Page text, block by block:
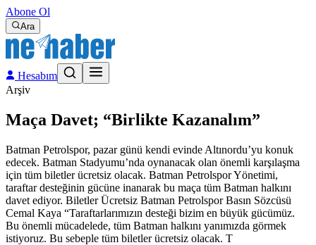
Abone Ol
Ara
Hesabım
Arşiv
Maça Davet; “Birlikte Kazanalım”
Batman Petrolspor, pazar günü kendi evinde Altınordu’yu konuk
edecek. Batman Stadyumu’nda oynanacak olan önemli karşılaşma
için tüm biletler ücretsiz olacak. Batman Petrolspor Yönetimi,
taraftar desteğinin gücüne inanarak bu maça tüm Batman halkını
davet ediyor. Biletler Ücretsiz Batman Petrolspor Basın Sözcüsü
Cemal Kaya “Taraftarlarımızın desteği bizim en büyük gücümüz.
Bu önemli mücadelede, tüm Batman halkını yanımızda görmek
istiyoruz. Bu sebeple tüm biletler ücretsiz olacak. T